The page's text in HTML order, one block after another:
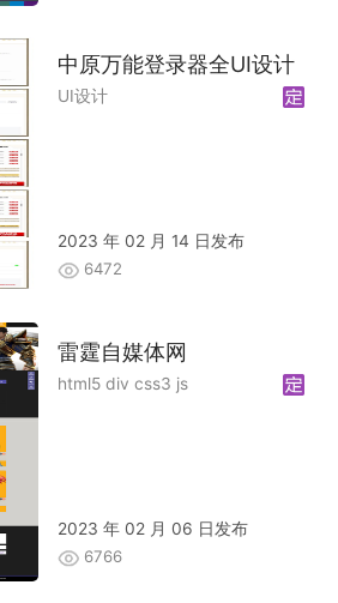
中原万能登录器全UI设计
UI设计
2023 年 02 月 14 日发布
6472
雷霆自媒体网
html5 div css3 js
2023 年 02 月 06 日发布
6766